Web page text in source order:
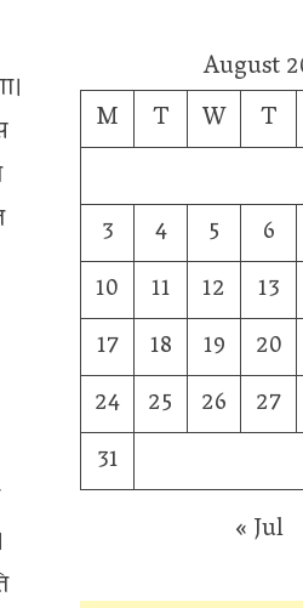
August
M
T W T
3
4 5 6
10
11 12 13
17
18 19 20
24
25 26 27
31
« Jul